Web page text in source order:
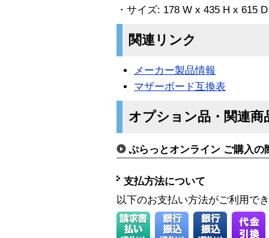
・サイズ: 178 W x 435 H x 615
関連リンク
メーカー製品情報
マザーボード互換表
オプション品・関連商
ぷらっとオンライン ご購入の
支払方法について
以下のお支払い方法がご利用で